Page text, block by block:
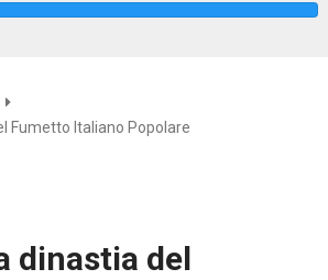
Fumetto Italiano Popolare
dinastia del